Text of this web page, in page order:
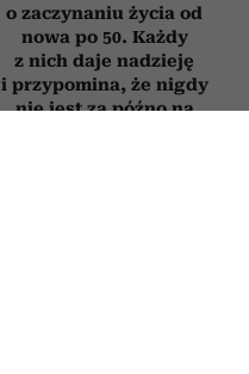
o zaczynaniu życia od
nowa po 50. Każdy
z nich daje nadzieję
i przypomina, że nigdy
nie jest za późno na